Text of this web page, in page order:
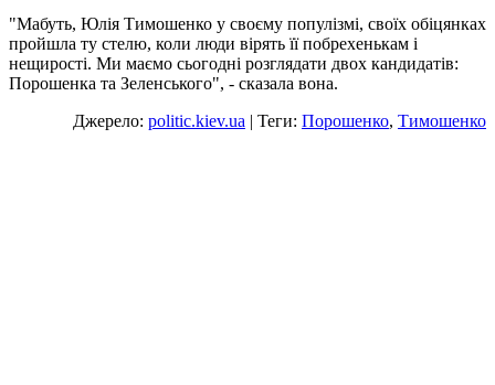
"Мабуть, Юлія Тимошенко у своєму популізмі, своїх обіцянках
пройшла ту стелю, коли люди вірять її побрехенькам і
нещирості. Ми маємо сьогодні розглядати двох кандидатів:
Порошенка та Зеленського", - сказала вона.
Джерело: politic.kiev.ua | Теги: Порошенко, Тимошенко